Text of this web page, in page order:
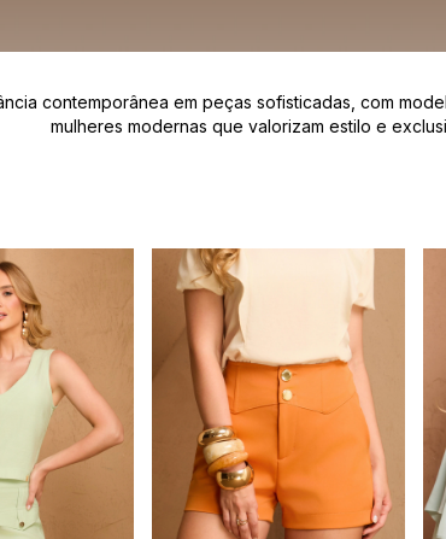
contemporânea em peças sofisticadas, com
mulheres modernas que valorizam estilo e